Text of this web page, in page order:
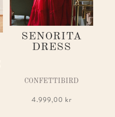
SENORITA
DRESS
CONFETTIBIRD
4.999,00 kr